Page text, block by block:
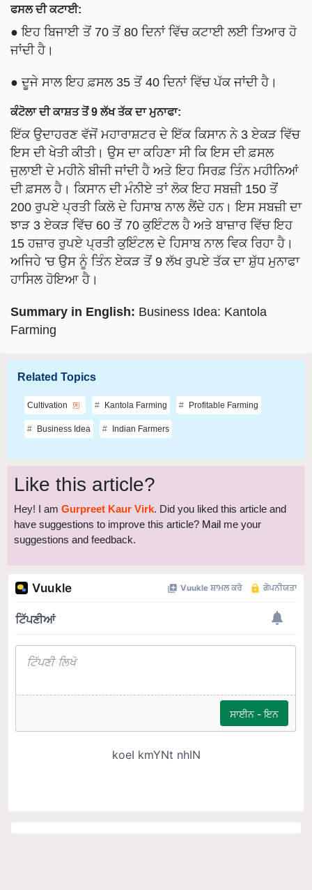
ਫਸਲ ਦੀ ਕਟਾਈ:
● ਇਹ ਬਿਜਾਈ ਤੋਂ 70 ਤੋਂ 80 ਦਿਨਾਂ ਵਿੱਚ ਕਟਾਈ ਲਈ ਤਿਆਰ ਹੋ
ਜਾਂਦੀ ਹੈ।
● ਦੂਜੇ ਸਾਲ ਇਹ ਫ਼ਸਲ 35 ਤੋਂ 40 ਦਿਨਾਂ ਵਿੱਚ ਪੱਕ ਜਾਂਦੀ ਹੈ।
ਕੰਟੋਲਾ ਦੀ ਕਾਸ਼ਤ ਤੋਂ 9 ਲੱਖ ਤੱਕ ਦਾ ਮੁਨਾਫਾ:
ਇੱਕ ਉਦਾਹਰਣ ਵੱਜੋਂ ਮਹਾਰਾਸ਼ਟਰ ਦੇ ਇੱਕ ਕਿਸਾਨ ਨੇ 3 ਏਕੜ ਵਿੱਚ
ਇਸ ਦੀ ਖੇਤੀ ਕੀਤੀ। ਉਸ ਦਾ ਕਹਿਣਾ ਸੀ ਕਿ ਇਸ ਦੀ ਫ਼ਸਲ
ਜੁਲਾਈ ਦੇ ਮਹੀਨੇ ਬੀਜੀ ਜਾਂਦੀ ਹੈ ਅਤੇ ਇਹ ਸਿਰਫ਼ ਤਿੰਨ ਮਹੀਨਿਆਂ
ਦੀ ਫ਼ਸਲ ਹੈ। ਕਿਸਾਨ ਦੀ ਮੰਨੀਏ ਤਾਂ ਲੋਕ ਇਹ ਸਬਜ਼ੀ 150 ਤੋਂ
200 ਰੁਪਏ ਪ੍ਰਤੀ ਕਿਲੋ ਦੇ ਹਿਸਾਬ ਨਾਲ ਲੈਂਦੇ ਹਨ। ਇਸ ਸਬਜ਼ੀ ਦਾ
ਝਾੜ 3 ਏਕੜ ਵਿੱਚ 60 ਤੋਂ 70 ਕੁਇੰਟਲ ਹੈ ਅਤੇ ਬਾਜ਼ਾਰ ਵਿੱਚ ਇਹ
15 ਹਜ਼ਾਰ ਰੁਪਏ ਪ੍ਰਤੀ ਕੁਇੰਟਲ ਦੇ ਹਿਸਾਬ ਨਾਲ ਵਿਕ ਰਿਹਾ ਹੈ।
ਅਜਿਹੇ 'ਚ ਉਸ ਨੂੰ ਤਿੰਨ ਏਕੜ ਤੋਂ 9 ਲੱਖ ਰੁਪਏ ਤੱਕ ਦਾ ਸ਼ੁੱਧ ਮੁਨਾਫਾ
ਹਾਸਿਲ ਹੋਇਆ ਹੈ।
Summary in English: Business Idea: Kantola
Farming
Related Topics
Cultivation Kantola Farming Profitable Farming
Business Idea Indian Farmers
Like this article?
Hey! I am Gurpreet Kaur Virk. Did you liked this article and
have suggestions to improve this article? Mail me your
suggestions and feedback.